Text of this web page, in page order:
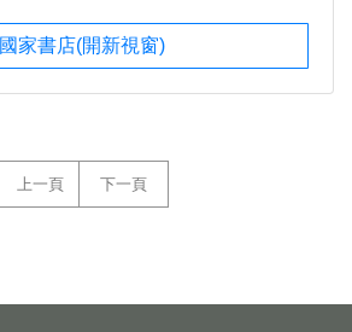
國家書店(開新視窗)
上一頁 下一頁